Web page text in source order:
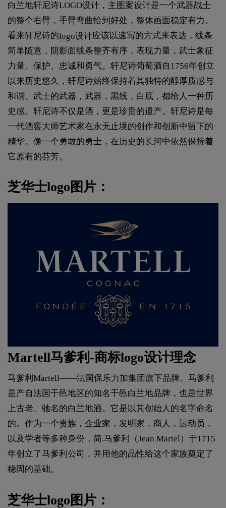
白兰地轩尼诗LOGO设计，主图案设计是一个武器战士
的整个右臂，手臂弯曲恰到好处，整体画面稳定有力。
看来轩尼诗的logo设计应该以速写的方式来表达，线条
简单随意，阴影面线条整齐有序，表现力量，武士象征
力量、保护、忠诚和勇气。轩尼诗葡萄酒自1756年创立
以来历史悠久，轩尼诗始终保持着其独特的醇厚质感与
和谐。武士的武器，武器，黑线，白底，都给人一种历
史感。轩尼诗不仅是酒，更是珍贵的遗产。轩尼诗是每
一代酒窖大师艺术家在永无止境的创作和创新中留下的
精华。像一个勇敢的勇士，在历史的长河中依然保持着
它原有的芬芳。
芝华士logo图片：
Martell马爹利-商标logo设计理念
马爹利Martell——法国保乐力加集团旗下品牌。马爹利
是产自法国干邑地区的知名干邑白兰地品牌，也是世界
上古老、驰名的白兰地酒。它是以其创始人的名字命名
的。作为一个贵族，企业家，发明家，商人，运动员，
以及学者等多种身份，简.马爹利（Jean Martel）于1715
年创立了马爹利公司，并用他的品性给这个家族奠定了
稳固的基础。
芝华士logo图片：